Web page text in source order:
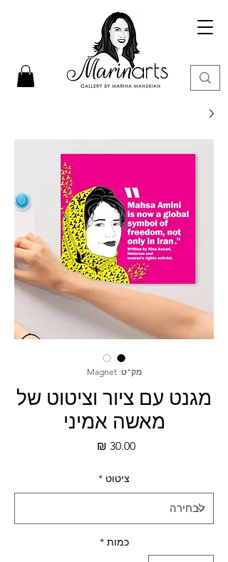
מק"ט: Magnet
מגנט עם ציור וציטוט של
מאשה אמיני
‏30.00 ‏₪
ציטוט *
כמות *